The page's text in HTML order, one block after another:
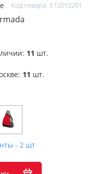
Код товара: 3.12012201
11 шт.
11 шт.
- 2 шт